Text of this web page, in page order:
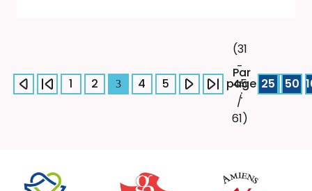
1 2 3 4 5
(31
-
45
/
61)
Par
page
:
25 50